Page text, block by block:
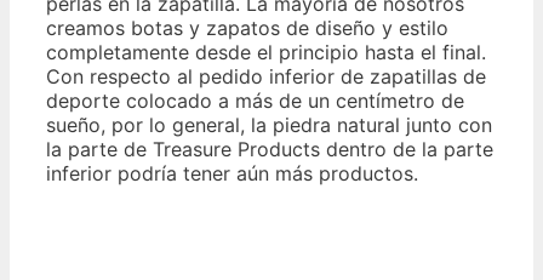
creamos botas y zapatos de diseño y estilo
completamente desde el principio hasta el final.
Con respecto al pedido inferior de zapatillas de
deporte colocado a más de un centímetro de
sueño, por lo general, la piedra natural junto con
la parte de Treasure Products dentro de la parte
inferior podría tener aún más productos.